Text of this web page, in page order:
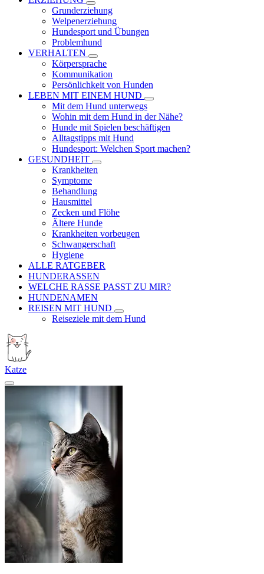
Grunderziehung
Welpenerziehung
Hundesport und Übungen
Problemhund
VERHALTEN
Körpersprache
Kommunikation
Persönlichkeit von Hunden
LEBEN MIT EINEM HUND
Mit dem Hund unterwegs
Wohin mit dem Hund in der Nähe?
Hunde mit Spielen beschäftigen
Alltagstipps mit Hund
Hundesport: Welchen Sport machen?
GESUNDHEIT
Krankheiten
Symptome
Behandlung
Hausmittel
Zecken und Flöhe
Ältere Hunde
Krankheiten vorbeugen
Schwangerschaft
Hygiene
ALLE RATGEBER
HUNDERASSEN
WELCHE RASSE PASST ZU MIR?
HUNDENAMEN
REISEN MIT HUND
Reiseziele mit dem Hund
Katze